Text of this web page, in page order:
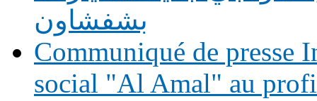
بشفشاون
Communiqué de presse
social "Al Amal" au